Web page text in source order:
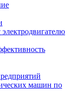
машин по